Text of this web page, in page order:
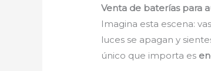
Venta de baterías para
Imagina esta escena:
luces se apagan y
único que importa es